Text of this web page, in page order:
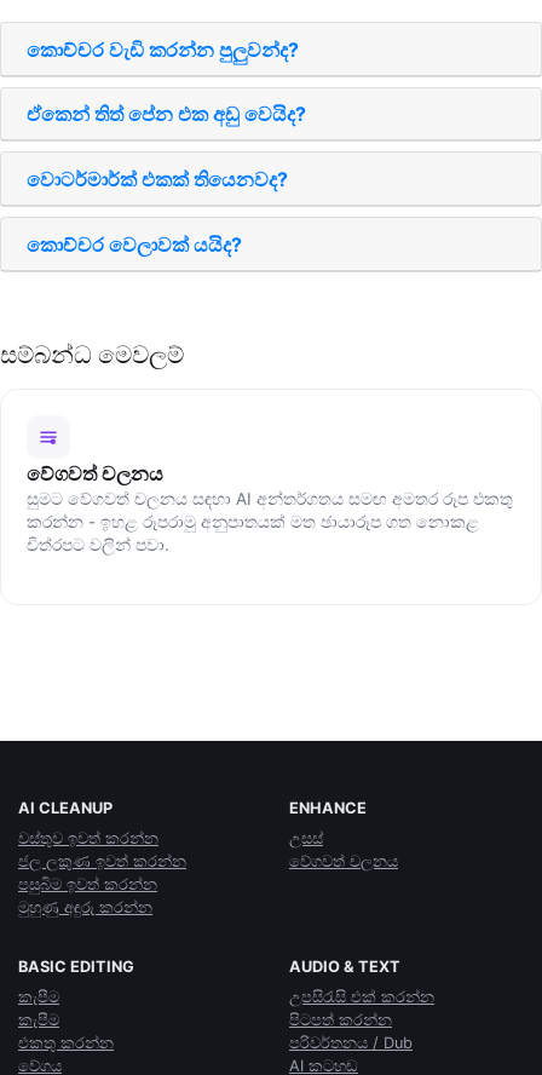
කොච්චර වැඩි කරන්න පුලුවන්ද?
ඒකෙන් තිත් පේන එක අඩු වෙයිද?
වොටර්මාර්ක් එකක් තියෙනවද?
කොච්චර වෙලාවක් යයිද?
සම්බන්ධ මෙවලම්
වේගවත් චලනය
සුමට වේගවත් චලනය සඳහා AI අන්තර්ගතය සමඟ අමතර රූප එකතු
කරන්න - ඉහළ රූපරාමු අනුපාතයක් මත ඡායාරූප ගත නොකළ
චිත්රපට වලින් පවා.
AI CLEANUP
වස්තුව ඉවත් කරන්න
ජල ලකුණ ඉවත් කරන්න
පසුබිම ඉවත් කරන්න
මුහුණු අඳුරු කරන්න
ENHANCE
උසස්
වේගවත් චලනය
BASIC EDITING
කැපීම
කැපීම
එකතු කරන්න
වේගය
AUDIO & TEXT
උපසිරැසි එක් කරන්න
පිටපත් කරන්න
පරිවර්තනය / Dub
AI කටහඬ